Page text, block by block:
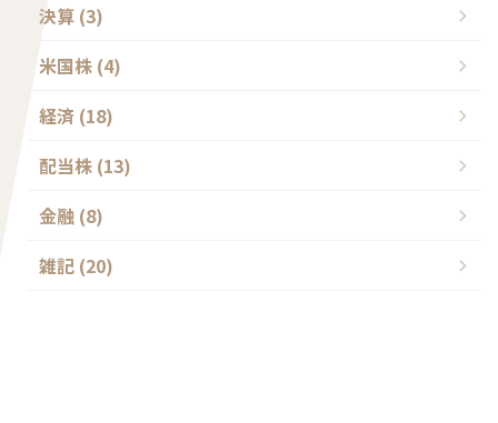
決算 (3)
米国株 (4)
経済 (18)
配当株 (13)
金融 (8)
雑記 (20)